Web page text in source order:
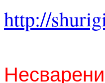
http://